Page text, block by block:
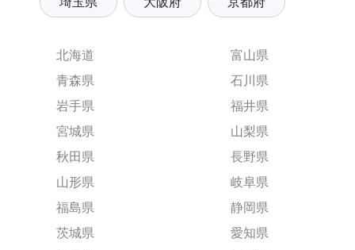
北海道
青森県
岩手県
宮城県
秋田県
山形県
福島県
茨城県
富山県
石川県
福井県
山梨県
長野県
岐阜県
静岡県
愛知県